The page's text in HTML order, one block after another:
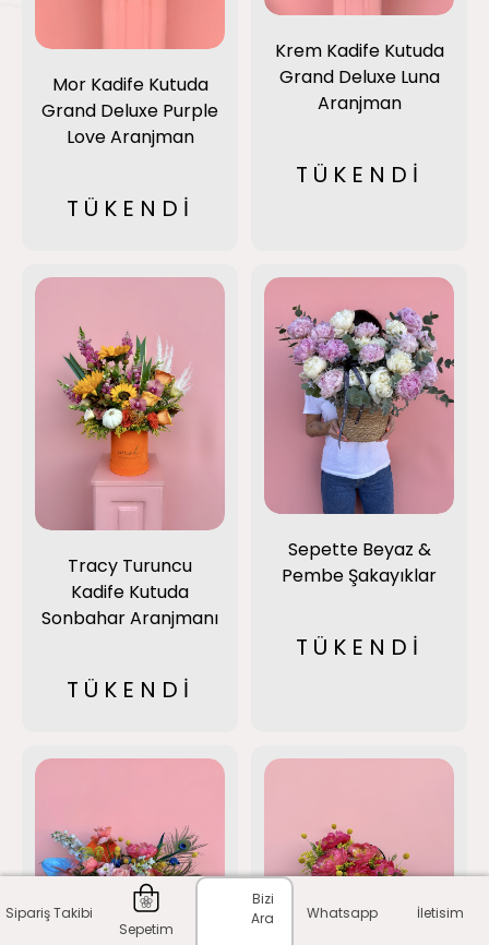
Mor Kadife Kutuda
Grand Deluxe Purple
Love Aranjman
TÜKENDİ
Krem Kadife Kutuda
Grand Deluxe Luna
Aranjman
TÜKENDİ
Tracy Turuncu
Kadife Kutuda
Sonbahar Aranjmanı
TÜKENDİ
Sepette Beyaz &
Pembe Şakayıklar
TÜKENDİ
Sipariş Takibi
Sepetim
Bizi
Ara
Whatsapp İletisim